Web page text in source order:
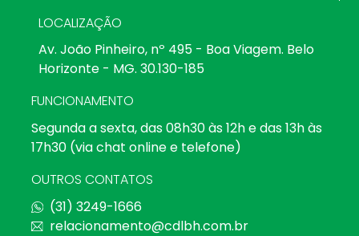
LOCALIZAÇÃO
Av. João Pinheiro, nº 495 - Boa Viagem. Belo
Horizonte - MG. 30.130-185
FUNCIONAMENTO
Segunda a sexta, das 08h30 às 12h e das 13h às
17h30 (via chat online e telefone)
OUTROS CONTATOS
(31) 3249-1666
relacionamento@cdlbh.com.br